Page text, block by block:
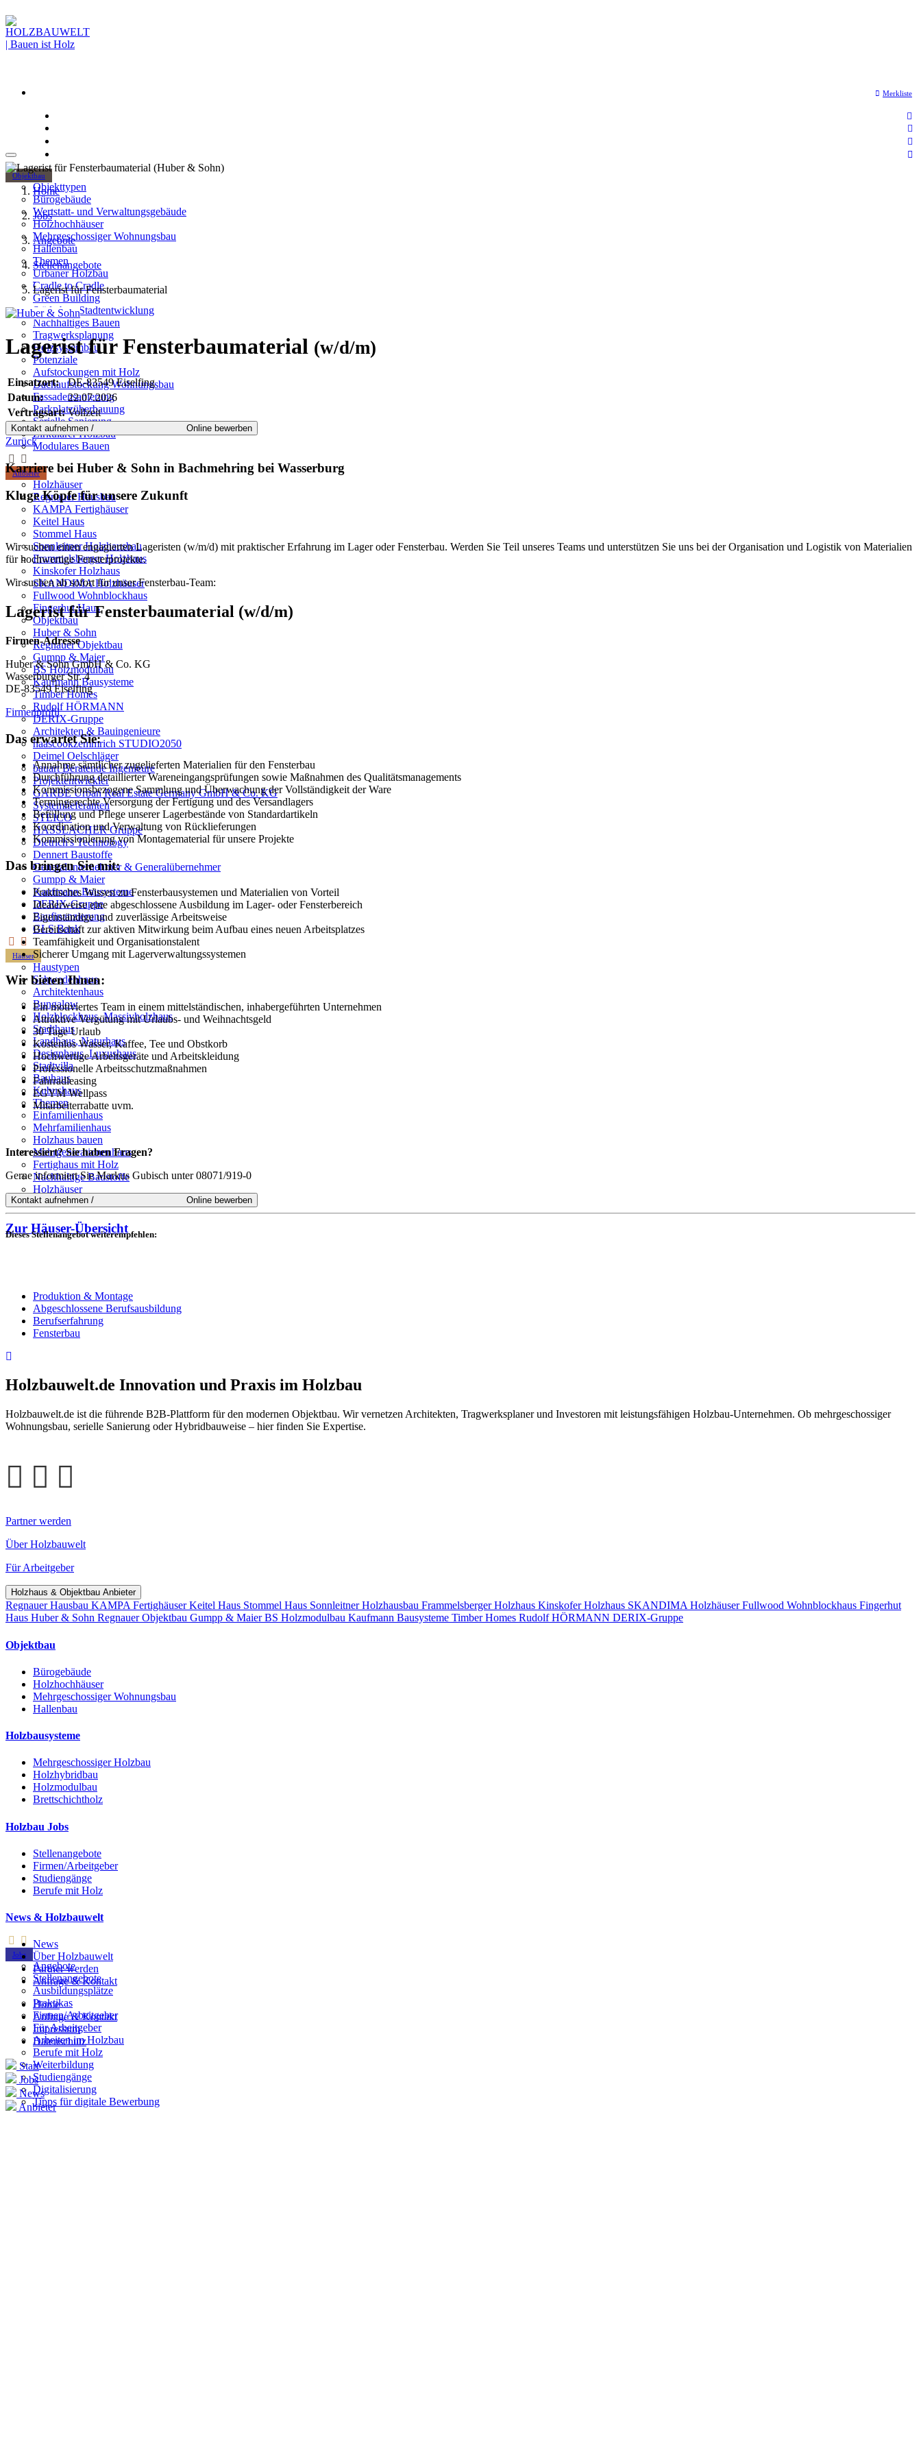
Merkliste
Objektbau
Objekttypen
Bürogebäude
Wertstatt- und Verwaltungsgebäude
Holzhochhäuser
Mehrgeschossiger Wohnungsbau
Hallenbau
Themen
Urbaner Holzbau
Cradle to Cradle
Green Building
Städtebau-Stadtentwicklung
Nachhaltiges Bauen
Tragwerksplanung
Holzsystembau
Potenziale
Aufstockungen mit Holz
Dachaufstockung Wohnungsbau
Fassadensanierung
Parkplatzüberbauung
Serielle Sanierung
Zirkulärer Holzbau
Modulares Bauen
Anbieter
Holzhäuser
Regnauer Hausbau
KAMPA Fertighäuser
Keitel Haus
Stommel Haus
Sonnleitner Holzhausbau
Frammelsberger Holzhaus
Kinskofer Holzhaus
SKANDIMA Holzhäuser
Fullwood Wohnblockhaus
Fingerhut Haus
Objektbau
Huber & Sohn
Regnauer Objektbau
Gumpp & Maier
BS Holzmodulbau
Kaufmann Bausysteme
Timber Homes
Rudolf HÖRMANN
DERIX-Gruppe
Architekten & Bauingenieure
haascookzemmrich STUDIO2050
Deimel Oelschläger
bauart Beratende Ingenieure
Projektentwickler
GARBE Urban Real Estate Germany GmbH & Co. KG
Systemlieferanten
STEICO
HASSLACHER Gruppe
Dietrich's Technology
Dennert Baustoffe
Generalunternehmer & Generalübernehmer
Gumpp & Maier
Kaufmann Bausysteme
DERIX-Gruppe
Baufinanzierung
GLS Bank
Häuser
Haustypen
Schwedenhaus
Architektenhaus
Bungalow
Holzblockhaus, Massivholzhaus
Stadthaus
Landhaus, Naturhaus
Designhaus, Luxushaus
Stadtvilla
Bauhaus
Kubushaus
Themen
Einfamilienhaus
Mehrfamilienhaus
Holzhaus bauen
Mehrgenerationenhaus
Fertighaus mit Holz
Nachhaltige Baustoffe
Holzhäuser
Tiny House
Zur Häuser-Übersicht
Jobs
Angebote
Stellenangebote
Ausbildungsplätze
Praktikas
Firmen/Arbeitgeber
Für Arbeitgeber
Arbeiten im Holzbau
Berufe mit Holz
Weiterbildung
Studiengänge
Digitalisierung
Tipps für digitale Bewerbung
Home
Jobs
Angebote
Stellenangebote
Lagerist für Fensterbaumaterial
Lagerist für Fensterbaumaterial (w/d/m)
Einsatzort:
DE-83549 Eiselfing
Datum:
22.07.2026
Vertragsart: Vollzeit
Zurück
Karriere bei Huber & Sohn in Bachmehring bei Wasserburg
Kluge Köpfe für unsere Zukunft
Wir suchen einen engagierten Lageristen (w/m/d) mit praktischer Erfahrung im Lager oder Fensterbau. Werden Sie Teil unseres Teams und unterstützen Sie uns bei der Organisation und Logistik von Materialien
für hochwertige Fensterprojekte.
Wir suchen ab sofort für unser Fensterbau-Team:
Lagerist für Fensterbaumaterial (w/d/m)
Firmen-Adresse
Huber & Sohn GmbH & Co. KG
Wasserburger Str. 4
DE-83549 Eiselfing
Firmenprofil
Das erwartet Sie:
Annahme sämtlicher zugelieferten Materialien für den Fensterbau
Durchführung detaillierter Wareneingangsprüfungen sowie Maßnahmen des Qualitätsmanagements
Kommissionsbezogene Sammlung und Überwachung der Vollständigkeit der Ware
Termingerechte Versorgung der Fertigung und des Versandlagers
Befüllung und Pflege unserer Lagerbestände von Standardartikeln
Koordination und Verwaltung von Rücklieferungen
Kommissionierung von Montagematerial für unsere Projekte
Das bringen Sie mit:
Praktisches Wissen zu Fensterbausystemen und Materialien von Vorteil
Idealerweise eine abgeschlossene Ausbildung im Lager- oder Fensterbereich
Eigenständige und zuverlässige Arbeitsweise
Bereitschaft zur aktiven Mitwirkung beim Aufbau eines neuen Arbeitsplatzes
Teamfähigkeit und Organisationstalent
Sicherer Umgang mit Lagerverwaltungssystemen
Wir bieten Ihnen:
Ein motiviertes Team in einem mittelständischen, inhabergeführten Unternehmen
Attraktive Vergütung mit Urlaubs- und Weihnachtsgeld
30 Tage Urlaub
Kostenlos Wasser, Kaffee, Tee und Obstkorb
Hochwertige Arbeitsgeräte und Arbeitskleidung
Professionelle Arbeitsschutzmaßnahmen
Fahrradleasing
EGYM Wellpass
Mitarbeiterrabatte uvm.
Interessiert? Sie haben Fragen?
Gerne informiert Sie Markus Gubisch unter 08071/919-0
Dieses Stellenangebot weiterempfehlen:
Produktion & Montage
Abgeschlossene Berufsausbildung
Berufserfahrung
Fensterbau
Holzbauwelt.de Innovation und Praxis im Holzbau
Holzbauwelt.de ist die führende B2B-Plattform für den modernen Objektbau. Wir vernetzen Architekten, Tragwerksplaner und Investoren mit leistungsfähigen Holzbau-Unternehmen. Ob mehrgeschossiger
Wohnungsbau, serielle Sanierung oder Hybridbauweise – hier finden Sie Expertise.
Partner werden
Über Holzbauwelt
Für Arbeitgeber
Holzhaus & Objektbau Anbieter
Regnauer Hausbau KAMPA FertighäuserKeitel Haus Stommel Haus Sonnleitner Holzhausbau Frammelsberger Holzhaus Kinskofer Holzhaus SKANDIMA HolzhäuserFullwood Wohnblockhaus Fingerhut
Haus Huber & Sohn Regnauer Objektbau Gumpp & MaierBS Holzmodulbau Kaufmann Bausysteme Timber Homes Rudolf HÖRMANN DERIX-Gruppe
Objektbau
Bürogebäude
Holzhochhäuser
Mehrgeschossiger Wohnungsbau
Hallenbau
Holzbausysteme
Mehrgeschossiger Holzbau
Holzhybridbau
Holzmodulbau
Brettschichtholz
Holzbau Jobs
Stellenangebote
Firmen/Arbeitgeber
Studiengänge
Berufe mit Holz
News & Holzbauwelt
News
Über Holzbauwelt
Partner werden
Anfrage & Kontakt
Home
Anfrage & Kontakt
Impressum
Datenschutz
Start
Jobs
News
Anbieter